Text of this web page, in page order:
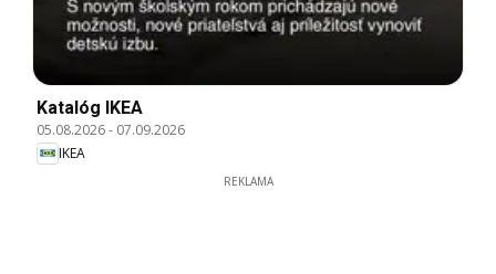
Katalóg IKEA
05.08.2026- 07.09.2026
IKEA
REKLAMA